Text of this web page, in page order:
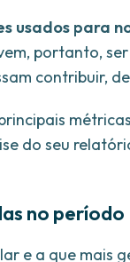
usados para
portanto,
contribuir,
do seu
no período
e a que mais